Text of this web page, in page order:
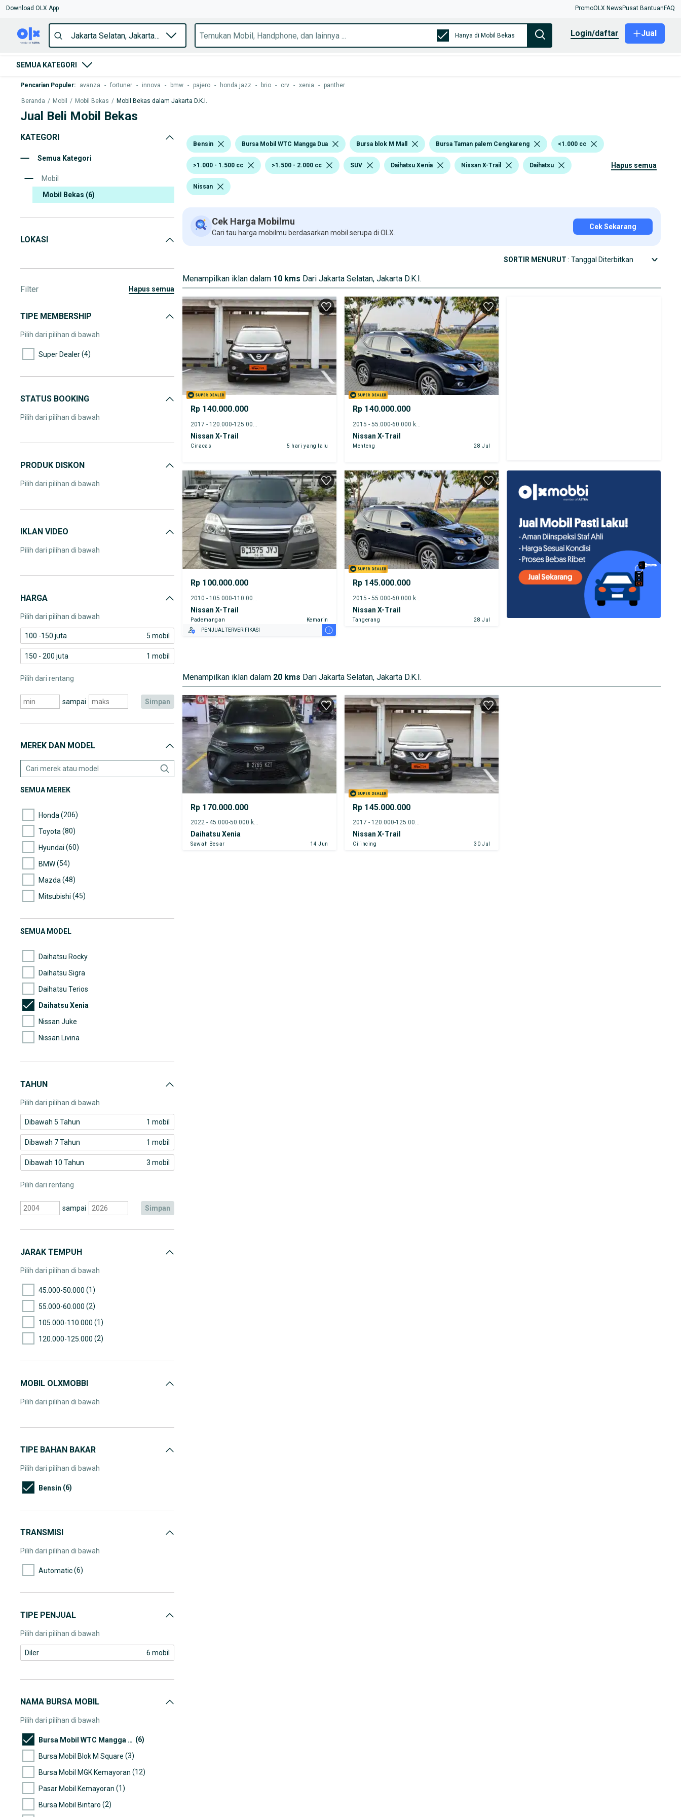
Download OLX App PromoOLX News Pusat Bantuan FAQ
Hanya di Mobil Bekas login/daftar Jual
SEMUA KATEGORI
Pencarian Populer: avanza - fortuner - innova - bmw - pajero - honda jazz - brio - crv - xenia - panther
Beranda / Mobil / Mobil Bekas / Mobil Bekas dalam Jakarta D.K.I.
Jual Beli Mobil Bekas
KATEGORI
Semua Kategori
Mobil
Mobil Bekas (6)
LOKASI
Filter hapus semua
TIPE MEMBERSHIP
Pilih dari pilihan di bawah
Super Dealer(4)
STATUS BOOKING
Pilih dari pilihan di bawah
PRODUK DISKON
Pilih dari pilihan di bawah
IKLAN VIDEO
Pilih dari pilihan di bawah
HARGA
Pilih dari pilihan di bawah
100 -150 juta 5 mobil
150 - 200 juta 1 mobil
Pilih dari rentang
sampai simpan
MEREK DAN MODEL
SEMUA MEREK
Honda (206)
Toyota (80)
Hyundai (60)
BMW(54)
Mazda (48)
Mitsubishi (45)
Mercedes-Benz
SEMUA MODEL
Daihatsu Rocky
Daihatsu Sigra
Daihatsu Terios
Daihatsu Xenia
Nissan Juke
Nissan Livina
TAHUN
Pilih dari pilihan di bawah
Dibawah 5 Tahun 1 mobil
Dibawah 7 Tahun 1 mobil
Dibawah 10 Tahun 3 mobil
Pilih dari rentang
sampai simpan
JARAK TEMPUH
Pilih dari pilihan di bawah
45.000-50.000 (1)
55.000-60.000 (2)
105.000-110.000 (1)
120.000-125.000 (2)
MOBIL OLXMOBBI
Pilih dari pilihan di bawah
TIPE BAHAN BAKAR
Pilih dari pilihan di bawah
Bensin (6)
TRANSMISI
Pilih dari pilihan di bawah
Automatic(6)
TIPE PENJUAL
Pilih dari pilihan di bawah
Diler 6 mobil
NAMA BURSA MOBIL
Pilih dari pilihan di bawah
Bursa Mobil WTC Mangga Dua (6)
Bursa Mobil Blok M Square (3)
Bursa Mobil MGK Kemayoran (12)
Pasar Mobil Kemayoran (1)
Bursa Mobil Bintaro (2)
Bensin Bursa Mobil WTC Mangga Dua Bursa blok M Mall Bursa Taman palem Cengkareng <1.000 cc
>1.000 - 1.500 cc >1.500 - 2.000 cc SUV Daihatsu Xenia Nissan X-Trail Daihatsu
Nissan
hapus semua
Cek Harga Mobilmu
Cari tau harga mobilmu berdasarkan mobil serupa di OLX.
Cek Sekarang
SORTIR MENURUT : Tanggal Diterbitkan
Menampilkan iklan dalam 10 kms Dari Jakarta Selatan, Jakarta D.K.I.
Rp 140.000.000
Nissan X-Trail
Ciracas 5 hari yang lalu
Rp 140.000.000
2015 - 55.000-60.000 km
Nissan X-Trail
Menteng 28 Jul
Rp 100.000.000
Nissan X-Trail
Pademangan
Kemarin
PENJUAL TERVERIFIKASI
i
Rp 145.000.000
2015 - 55.000-60.000 km
Nissan X-Trail
Tangerang 28 Jul
Menampilkan iklan dalam 20 kms Dari Jakarta Selatan, Jakarta D.K.I.
Rp 170.000.000
2022 - 45.000-50.000 km
Daihatsu Xenia
Sawah Besar 14 Jun
Rp 145.000.000
2017 - 120.000-125.000 km
Nissan X-Trail
Cilincing 30 Jul